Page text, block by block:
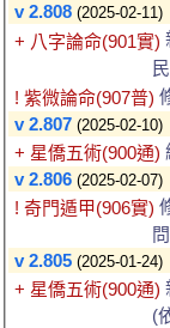
v 2.808 (2025-02-11)
+ 八字論命(901實)
! 紫微論命(907普)
v 2.807 (2025-02-10)
+ 星僑五術(900通)
v 2.806 (2025-02-07)
! 奇門遁甲(906實)
v 2.805 (2025-01-24)
+ 星僑五術(900通)
(